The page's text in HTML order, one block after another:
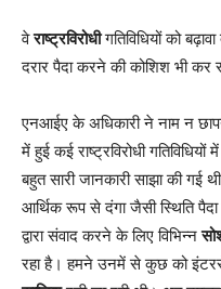
वेराष्ट्रविरोधीगतिविधियों को
दरार पैदा करने की कोशिश भी कर
एनआईए के अधिकारी ने नाम न
में हुई कई राष्ट्रविरोधी
बहुत सारी जानकारी साझा की गई
आर्थिक रूप से दंगा जैसी स्थिति
द्वारा संवाद करने के लिए विभिन्न
रहा है। हमने उनमें से कुछ को